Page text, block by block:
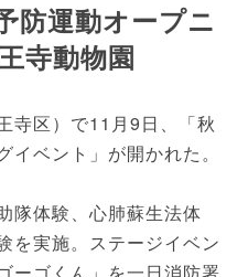
防運動オープニ
寺動物園
寺区）で11月9日、「秋
ベント」が開かれた。
隊体験、心肺蘇生法体
を実施。ステージイベン